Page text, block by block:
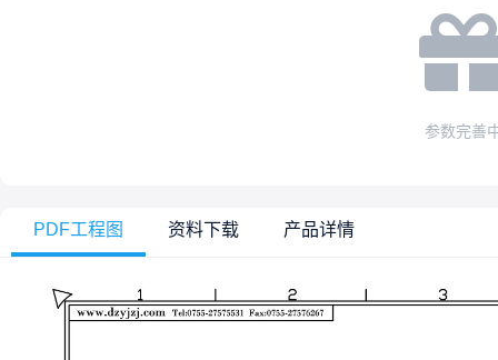
参数完善
PDF工程图 资料下载 产品详情